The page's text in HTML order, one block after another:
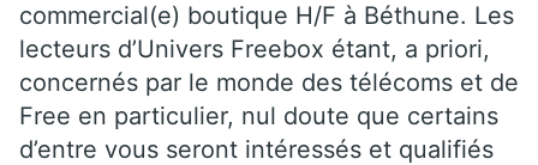
commercial(e) boutique H/F à Béthune. Les
lecteurs d’Univers Freebox étant, a priori,
concernés par le monde des télécoms et de
Free en particulier, nul doute que certains
d’entre vous seront intéressés et qualifiés